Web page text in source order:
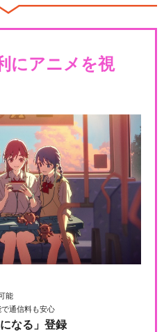
にアニメを視
能
通信料も安心
なる」登録